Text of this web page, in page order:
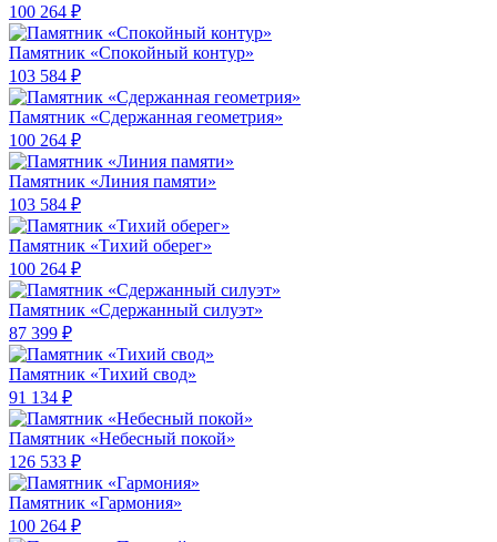
100 264 ₽
Памятник «Спокойный контур»
103 584 ₽
Памятник «Сдержанная геометрия»
100 264 ₽
Памятник «Линия памяти»
103 584 ₽
Памятник «Тихий оберег»
100 264 ₽
Памятник «Сдержанный силуэт»
87 399 ₽
Памятник «Тихий свод»
91 134 ₽
Памятник «Небесный покой»
126 533 ₽
Памятник «Гармония»
100 264 ₽